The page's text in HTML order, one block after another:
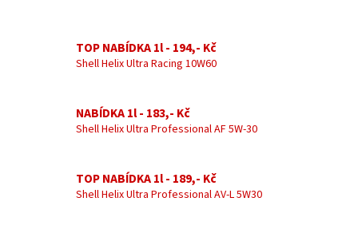
TOP NABÍDKA 1l - 194,- Kč
Shell Helix Ultra Racing 10W60
NABÍDKA 1l - 183,- Kč
Shell Helix Ultra Professional AF 5W-30
TOP NABÍDKA 1l - 189,- Kč
Shell Helix Ultra Professional AV-L 5W30